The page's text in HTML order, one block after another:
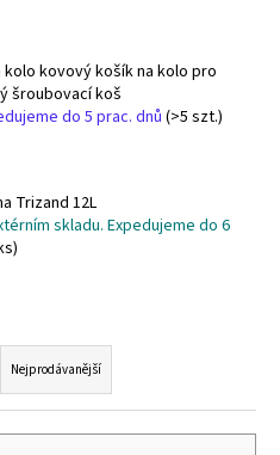
kolo kovový košík na kolo pro
šroubovací koš
do 5 prac. dnů(>5 szt.)
Trizand 12L
skladu. Expedujeme do 6
Nejprodávanější